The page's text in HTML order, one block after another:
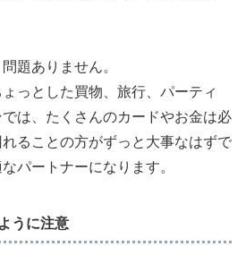
題ありません。
っとした買物、旅行、パーティ
は、たくさんのカードやお金は必
ることの方がずっと大事なはずで
パートナーになります。
うに注意